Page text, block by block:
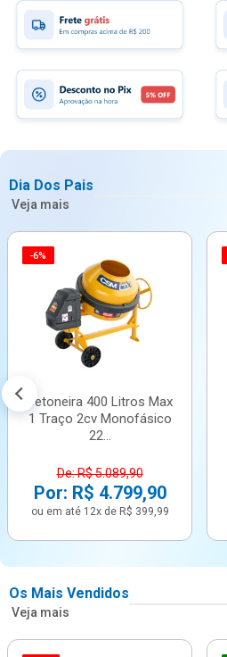
Dia Dos Pais
Veja mais
-6%
Betoneira 400 Litros Max
1 Traço 2cv Monofásico
22...
De: R$ 5.089,90
Por: R$ 4.799,90
ou em até 12x de R$ 399,99
Os Mais Vendidos
Veja mais